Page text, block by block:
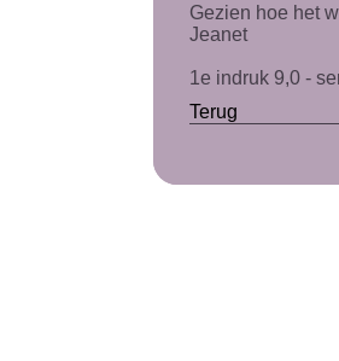
Gezien hoe het
Jeanet
1e indruk 9,0 -
Terug